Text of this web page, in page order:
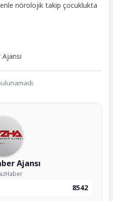
nörolojik takip çocuklukta
Ajansı
8542